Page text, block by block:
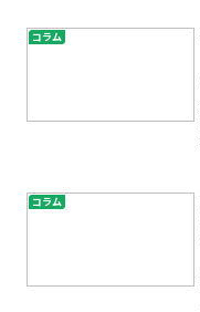
コラム
コラム